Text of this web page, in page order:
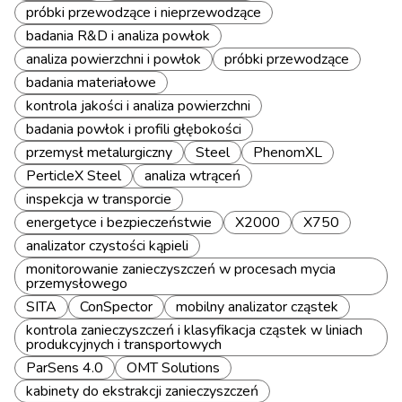
próbki przewodzące i nieprzewodzące
badania R&D i analiza powłok
analiza powierzchni i powłok
próbki przewodzące
badania materiałowe
kontrola jakości i analiza powierzchni
badania powłok i profili głębokości
przemysł metalurgiczny
Steel
PhenomXL
PerticleX Steel
analiza wtrąceń
inspekcja w transporcie
energetyce i bezpieczeństwie
X2000
X750
analizator czystości kąpieli
monitorowanie zanieczyszczeń w procesach mycia
przemysłowego
SITA
ConSpector
mobilny analizator cząstek
kontrola zanieczyszczeń i klasyfikacja cząstek w liniach
produkcyjnych i transportowych
ParSens 4.0
OMT Solutions
kabinety do ekstrakcji zanieczyszczeń